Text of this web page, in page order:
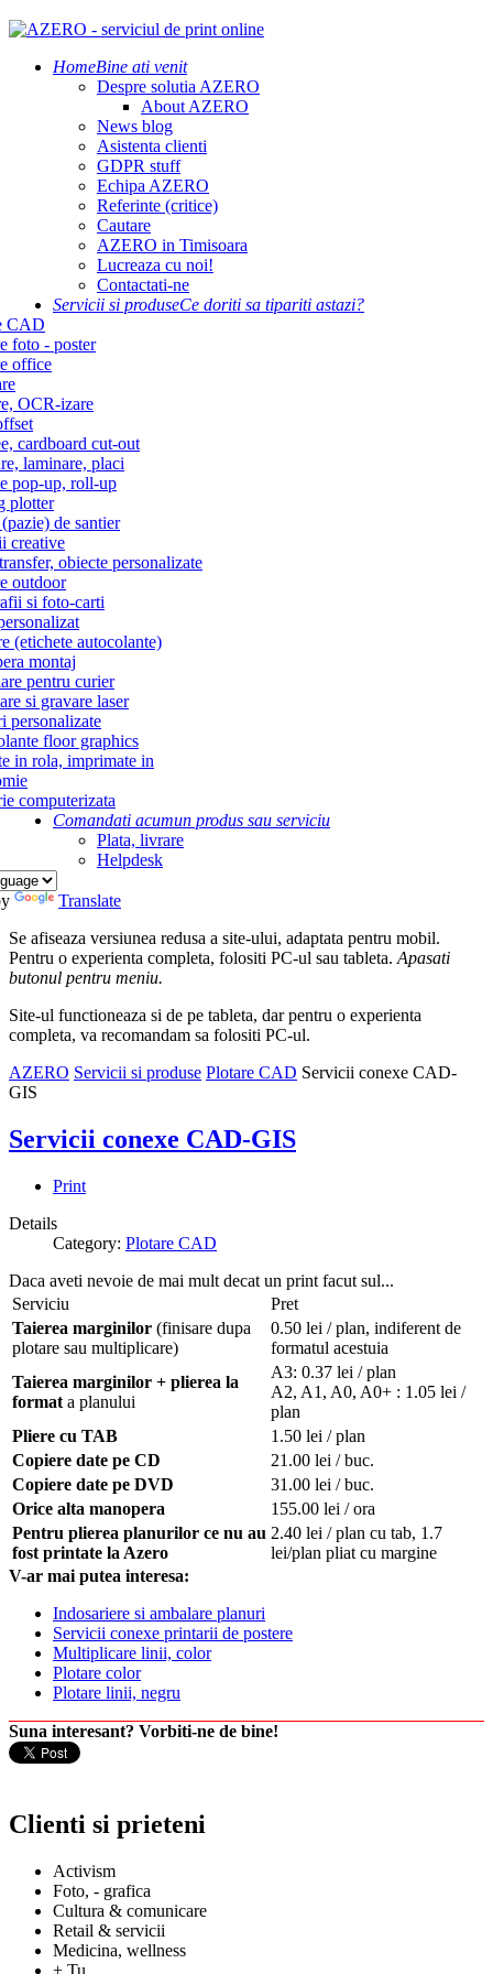
HomeBine ati venit
Despre solutia AZERO
About AZERO
News blog
Asistenta clienti
GDPR stuff
Echipa AZERO
Referinte (critice)
Cautare
AZERO in Timisoara
Lucreaza cu noi!
Contactati-ne
Servicii si produseCe doriti sa tipariti astazi?
CAD
foto - poster
office
OCR-izare
cardboard cut-out
laminare, placi
pop-up, roll-up
plotter
de santier
creative
obiecte personalizate
outdoor
si foto-carti
(etichete autocolante)
montaj
pentru curier
si gravare laser
personalizate
floor graphics
in rola, imprimate in
computerizata
Comandati acumun produs sau serviciu
Plata, livrare
Helpdesk
Translate
Se afiseaza versiunea redusa a site-ului, adaptata pentru mobil.
Pentru o experienta completa, folositi PC-ul sau tableta. Apasati
butonul pentru meniu.
Site-ul functioneaza si de pe tableta, dar pentru o experienta
completa, va recomandam sa folositi PC-ul.
AZERO Servicii si produse Plotare CAD Servicii conexe CAD-
GIS
Servicii conexe CAD-GIS
Print
Details
Category: Plotare CAD
Daca aveti nevoie de mai mult decat un print facut sul...
Serviciu
Pret
Taierea marginilor (finisare dupa
plotare sau multiplicare)
0.50 lei / plan, indiferent de
formatul acestuia
Taierea marginilor + plierea la
format a planului
A3: 0.37 lei / plan
A2, A1, A0, A0+ : 1.05 lei /
plan
Pliere cu TAB
1.50 lei / plan
Copiere date pe CD
21.00 lei / buc.
Copiere date pe DVD
31.00 lei / buc.
Orice alta manopera
155.00 lei / ora
Pentru plierea planurilor ce nu au
fost printate la Azero
2.40 lei / plan cu tab, 1.7
lei/plan pliat cu margine
V-ar mai putea interesa:
Indosariere si ambalare planuri
Servicii conexe printarii de postere
Multiplicare linii, color
Plotare color
Plotare linii, negru
Suna interesant? Vorbiti-ne de bine!
Clienti si prieteni
Activism
Foto, - grafica
Cultura & comunicare
Retail & servicii
Medicina, wellness
+ Tu